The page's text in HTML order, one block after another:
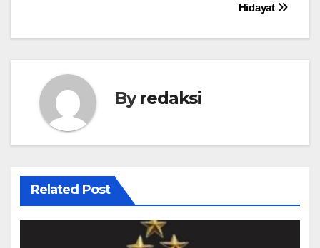
Hidayat
Byredaksi
Related Post